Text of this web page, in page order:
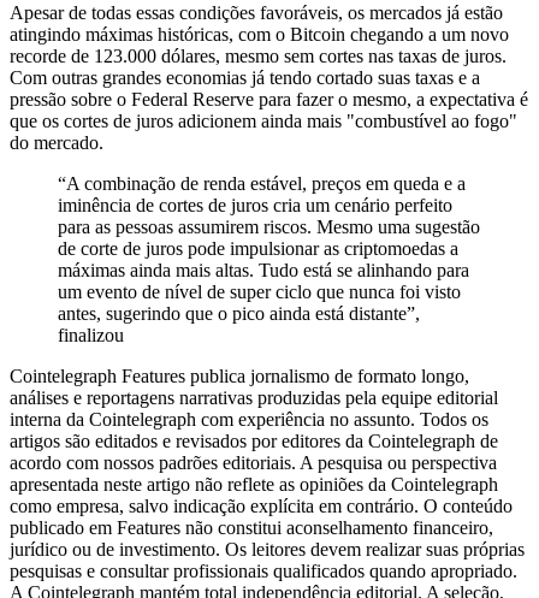
Apesar de todas essas condições favoráveis, os mercados já estão
atingindo máximas históricas, com o Bitcoin chegando a um novo
recorde de 123.000 dólares, mesmo sem cortes nas taxas de juros.
Com outras grandes economias já tendo cortado suas taxas e a
pressão sobre o Federal Reserve para fazer o mesmo, a expectativa é
que os cortes de juros adicionem ainda mais "combustível ao fogo"
do mercado.
“A combinação de renda estável, preços em queda e a
iminência de cortes de juros cria um cenário perfeito
para as pessoas assumirem riscos. Mesmo uma sugestão
de corte de juros pode impulsionar as criptomoedas a
máximas ainda mais altas. Tudo está se alinhando para
um evento de nível de super ciclo que nunca foi visto
antes, sugerindo que o pico ainda está distante”,
finalizou
Cointelegraph Features publica jornalismo de formato longo,
análises e reportagens narrativas produzidas pela equipe editorial
interna da Cointelegraph com experiência no assunto. Todos os
artigos são editados e revisados por editores da Cointelegraph de
acordo com nossos padrões editoriais. A pesquisa ou perspectiva
apresentada neste artigo não reflete as opiniões da Cointelegraph
como empresa, salvo indicação explícita em contrário. O conteúdo
publicado em Features não constitui aconselhamento financeiro,
jurídico ou de investimento. Os leitores devem realizar suas próprias
pesquisas e consultar profissionais qualificados quando apropriado.
A Cointelegraph mantém total independência editorial. A seleção,